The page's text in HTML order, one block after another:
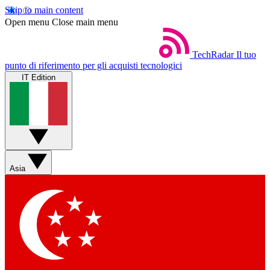
Skip to main content
Open menu Close main menu
TechRadar Il tuo
punto di riferimento per gli acquisti tecnologici
IT Edition
Asia